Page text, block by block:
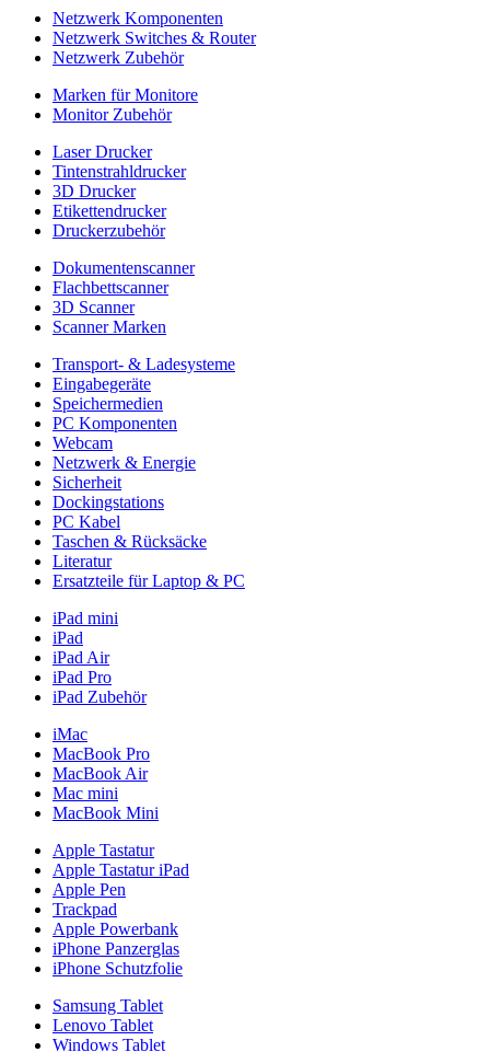
Netzwerk Komponenten
Netzwerk Switches & Router
Netzwerk Zubehör
Marken für Monitore
Monitor Zubehör
Laser Drucker
Tintenstrahldrucker
3D Drucker
Etikettendrucker
Druckerzubehör
Dokumentenscanner
Flachbettscanner
3D Scanner
Scanner Marken
Transport- & Ladesysteme
Eingabegeräte
Speichermedien
PC Komponenten
Webcam
Netzwerk & Energie
Sicherheit
Dockingstations
PC Kabel
Taschen & Rücksäcke
Literatur
Ersatzteile für Laptop & PC
iPad mini
iPad
iPad Air
iPad Pro
iPad Zubehör
iMac
MacBook Pro
MacBook Air
Mac mini
MacBook Mini
Apple Tastatur
Apple Tastatur iPad
Apple Pen
Trackpad
Apple Powerbank
iPhone Panzerglas
iPhone Schutzfolie
Samsung Tablet
Lenovo Tablet
Windows Tablet